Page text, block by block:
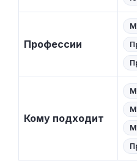
Профессии
Кому подходит